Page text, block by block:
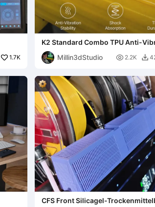
1.7K
K2 Standard Combo TPU Anti-
Standfüße
Millin3dStudio
 2.2K 
CFS Front Silicagel-